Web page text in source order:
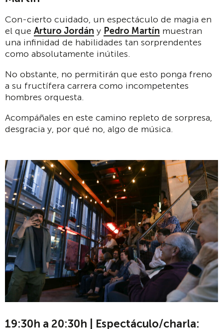
Con-cierto cuidado, un espectáculo de magia en
el que Arturo Jordán y Pedro Martín muestran
una infinidad de habilidades tan sorprendentes
como absolutamente inútiles.
No obstante, no permitirán que esto ponga freno
a su fructífera carrera como incompetentes
hombres orquesta.
Acompáñales en este camino repleto de sorpresa,
desgracia y, por qué no, algo de música.
19:30h a 20:30h | Espectáculo/charla: